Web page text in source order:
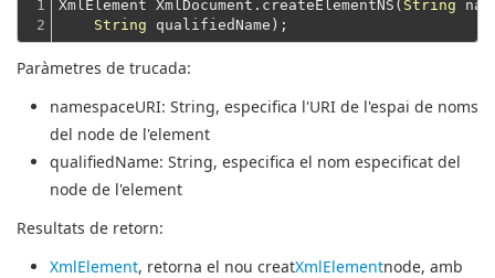
1
2
XmlElement XmlDocument.createElementNS( String
String
Paràmetres de trucada:
namespaceURI: String, especifica l'URI de l'espai de noms
del node de l'element
qualifiedName: String, especifica el nom especificat del
node de l'element
Resultats de retorn:
XmlElement, retorna el nou creatXmlElementnode, amb